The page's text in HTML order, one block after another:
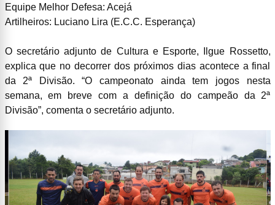
Equipe Melhor Defesa: Acejá
Artilheiros: Luciano Lira (E.C.C. Esperança)
O secretário adjunto de Cultura e Esporte, Ilgue Rossetto,
explica que no decorrer dos próximos dias acontece a final
da 2ª Divisão. “O campeonato ainda tem jogos nesta
semana, em breve com a definição do campeão da 2ª
Divisão”, comenta o secretário adjunto.